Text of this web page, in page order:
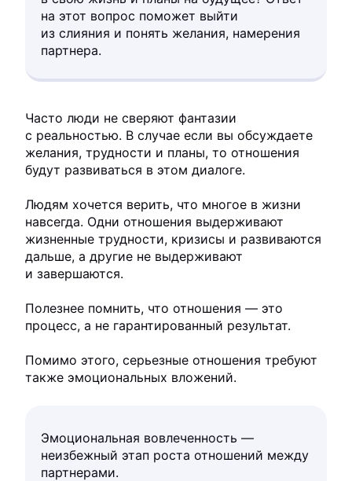
на этот вопрос поможет выйти
из слияния и понять желания, намерения
партнера.
Часто люди не сверяют фантазии
с реальностью. В случае если вы обсуждаете
желания, трудности и планы, то отношения
будут развиваться в этом диалоге.
Людям хочется верить, что многое в жизни
навсегда. Одни отношения выдерживают
жизненные трудности, кризисы и развиваются
дальше, а другие не выдерживают
и завершаются.
Полезнее помнить, что отношения — это
процесс, а не гарантированный результат.
Помимо этого, серьезные отношения требуют
также эмоциональных вложений.
Эмоциональная вовлеченность —
неизбежный этап роста отношений между
партнерами.